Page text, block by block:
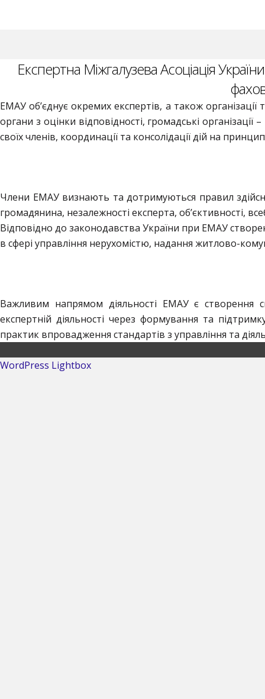
Експертна Міжгалузева Асоціація
ЕМАУ об’єднує окремих експертів, а також
органи з оцінки відповідності, громадські
своїх членів, координації та консолідації дій на
Члени ЕМАУ визнають та дотримуються правил
громадянина, незалежності експерта, об’єктивності,
Відповідно до законодавства України при ЕМАУ
в сфері управління нерухомістю, надання житлово-
Важливим напрямом діяльності ЕМАУ є створення
експертній діяльності через формування та
практик впровадження стандартів з управління та
WordPress Lightbox